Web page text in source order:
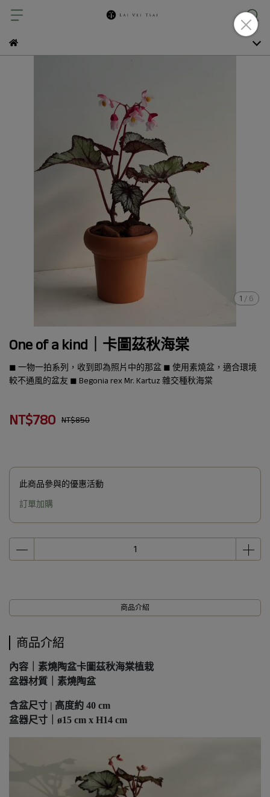
1 / 6
One of a kind｜卡圖茲秋海棠
◼︎ 一物一拍系列，收到即為照片中的那盆 ◼︎ 使用素燒盆，適合環境
較不通風的盆友 ◼︎ Begonia rex Mr. Kartuz 雜交種秋海棠
NT$780 NT$850
此商品參與的優惠活動
訂單加購
商品介紹
商品介紹
內容｜素燒陶盆卡圖茲秋海棠植栽
盆器材質｜素燒陶盆
含盆尺寸 | 高度約 40 cm
盆器尺寸｜ø15 cm x H14 cm